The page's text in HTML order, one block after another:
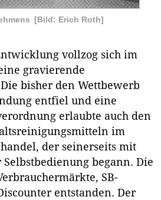
[Bild: Erich Roth]
vollzog sich im
gravierende
bisher den Wettbewerb
entfiel und eine
erlaubte auch den
im
der seinerseits mit
begann. Die
SB-
entstanden. Der